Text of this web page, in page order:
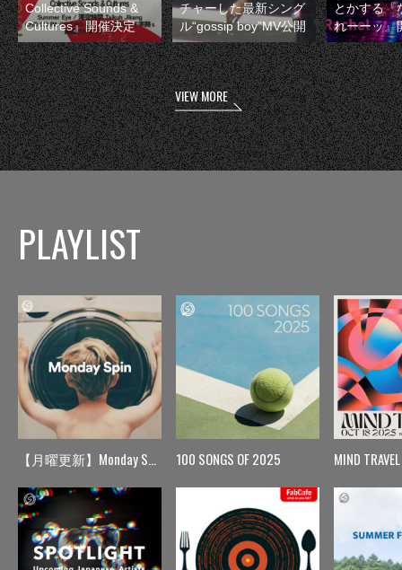
Collective Sounds &
Cultures』開催決定
チャーした最新シング
ル“gossip boy”MV公開
とかする『
れーーッ』
VIEW MORE
PLAYLIST
【月曜更新】Monday Spin 100 SONGS OF 2025 MIND TRAVEL